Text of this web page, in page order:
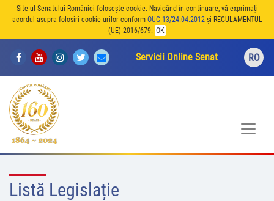
Site-ul Senatului României folosește cookie. Navigând în continuare, vă exprimați
acordul asupra folosiri cookie-urilor conform OUG 13/24.04.2012și REGULAMENTUL
(UE) 2016/679. OK
Servicii Online Senat RO
Listă Legislație